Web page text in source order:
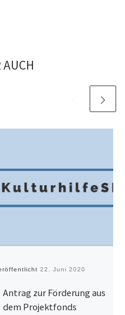
22. Juni 2020
Antrag zur Förderung aus
dem Projektfonds